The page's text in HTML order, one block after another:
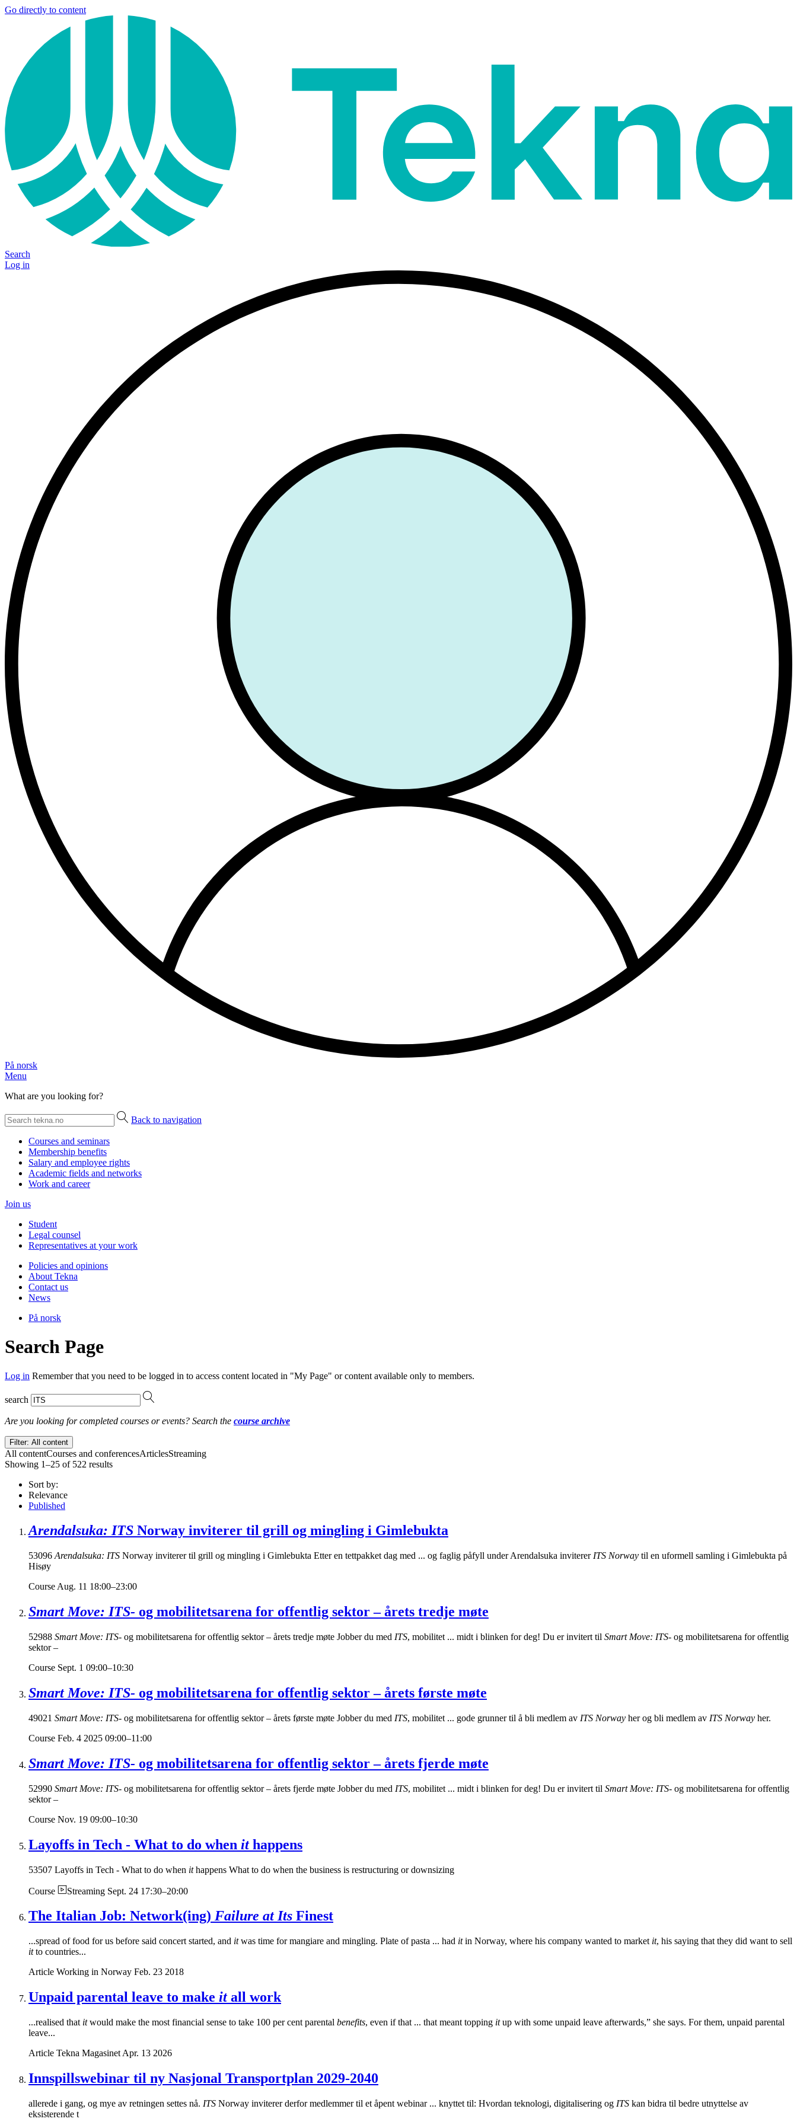
Go directly to content
Search
Log in
På norsk
Menu
What are you looking for?
Back to navigation
Courses and seminars
Membership benefits
Salary and employee rights
Academic fields and networks
Work and career
Join us
Student
Legal counsel
Representatives at your work
Policies and opinions
About Tekna
Contact us
News
På norsk
Search Page
Log in Remember that you need to be logged in to access content located in "My Page" or content available only to members.
search
Are you looking for completed courses or events? Search the course archive
Filter: All content
All contentCourses and conferencesArticlesStreaming
Showing 1–25 of 522 results
Sort by:
Relevance
Published
Arendalsuka: ITS Norway inviterer til grill og mingling i Gimlebukta
53096 Arendalsuka: ITS Norway inviterer til grill og mingling i Gimlebukta Etter en tettpakket dag med ... og faglig påfyll under Arendalsuka inviterer ITS Norway til en uformell samling i Gimlebukta på
Hisøy
Course Aug. 11 18:00–23:00
Smart Move: ITS- og mobilitetsarena for offentlig sektor – årets tredje møte
52988 Smart Move: ITS- og mobilitetsarena for offentlig sektor – årets tredje møte Jobber du med ITS, mobilitet ... midt i blinken for deg! Du er invitert til Smart Move: ITS- og mobilitetsarena for offentlig
sektor –
Course Sept. 1 09:00–10:30
Smart Move: ITS- og mobilitetsarena for offentlig sektor – årets første møte
49021 Smart Move: ITS- og mobilitetsarena for offentlig sektor – årets første møte Jobber du med ITS, mobilitet ... gode grunner til å bli medlem av ITS Norway her og bli medlem av ITS Norway her.
Course Feb. 4 2025 09:00–11:00
Smart Move: ITS- og mobilitetsarena for offentlig sektor – årets fjerde møte
52990 Smart Move: ITS- og mobilitetsarena for offentlig sektor – årets fjerde møte Jobber du med ITS, mobilitet ... midt i blinken for deg! Du er invitert til Smart Move: ITS- og mobilitetsarena for offentlig
sektor –
Course Nov. 19 09:00–10:30
Layoffs in Tech - What to do when ithappens
53507 Layoffs in Tech - What to do when ithappens What to do when the business is restructuring or downsizing
Course Streaming Sept. 24 17:30–20:00
The Italian Job: Network(ing) Failure at Its Finest
...spread of food for us before said concert started, and itwas time for mangiare and mingling. Plate of pasta ... had itin Norway, where his company wanted to market it, his saying that they did want to sell
itto countries...
Article Working in Norway Feb. 23 2018
Unpaid parental leave to make itall work
...realised that itwould make the most financial sense to take 100 per cent parental benefits, even if that ... that meant topping itup with some unpaid leave afterwards,” she says. For them, unpaid parental
leave...
Article Tekna Magasinet Apr. 13 2026
Innspillswebinar til ny Nasjonal Transportplan 2029-2040
allerede i gang, og mye av retningen settes nå. ITS Norway inviterer derfor medlemmer til et åpent webinar ... knyttet til: Hvordan teknologi, digitalisering og ITS kan bidra til bedre utnyttelse av
eksisterende t